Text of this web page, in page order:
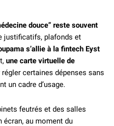
douce” reste souvent
justificatifs, plafonds et
s’allie à la fintech Eyst
une carte virtuelle de
régler certaines dépenses sans
un cadre d’usage.
feutrés et des salles
écran, au moment du